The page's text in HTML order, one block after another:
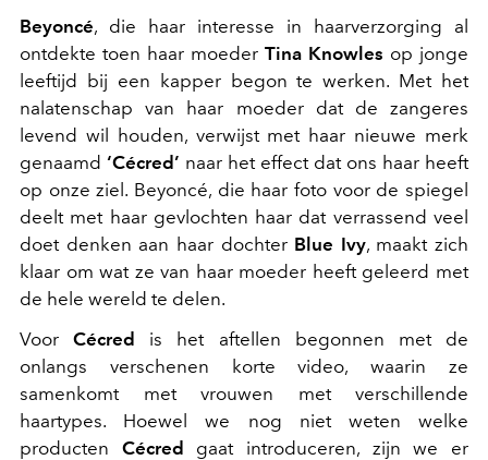
Beyoncé, die haar interesse in haarverzorging al
ontdekte toen haar moeder Tina Knowles op jonge
leeftijd bij een kapper begon te werken. Met het
nalatenschap van haar moeder dat de zangeres
levend wil houden, verwijst met haar nieuwe merk
genaamd ‘Cécred’ naar het effect dat ons haar heeft
op onze ziel. Beyoncé, die haar foto voor de spiegel
deelt met haar gevlochten haar dat verrassend veel
doet denken aan haar dochter Blue Ivy, maakt zich
klaar om wat ze van haar moeder heeft geleerd met
de hele wereld te delen.
VoorCécred is het aftellen begonnen met de
onlangs verschenen korte video, waarin ze
samenkomt met vrouwen met verschillende
haartypes. Hoewel we nog niet weten welke
producten Cécred gaat introduceren, zijn we er